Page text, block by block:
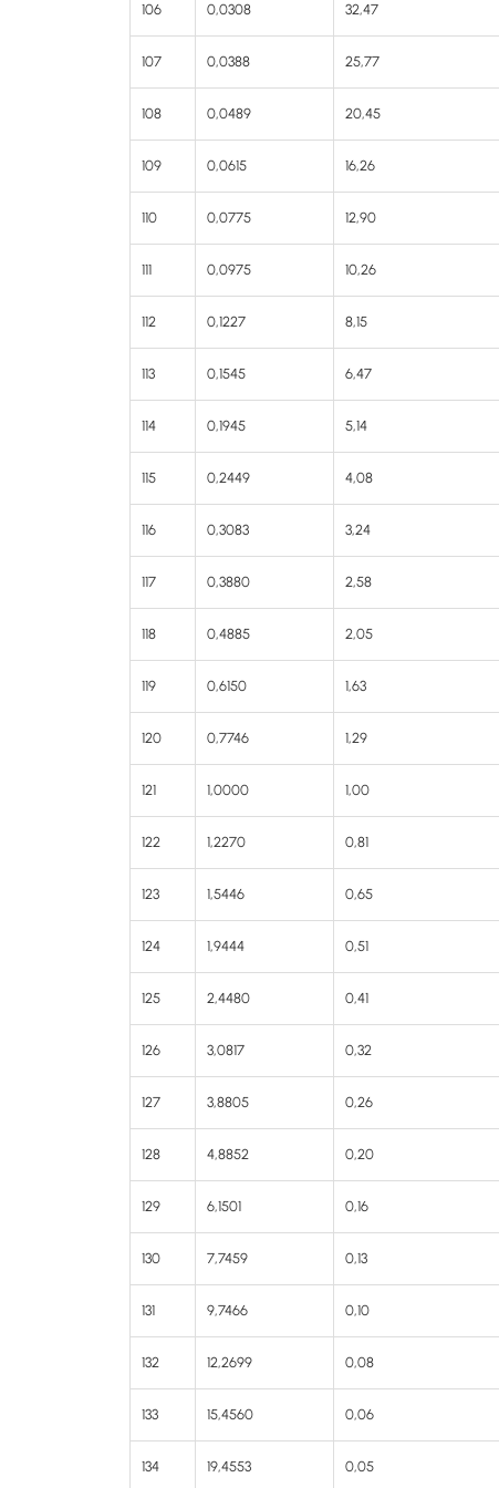
106 0,0308 32,47
107 0,0388 25,77
108 0,0489 20,45
109 0,0615 16,26
110 0,0775 12,90
111 0,0975 10,26
112 0,1227 8,15
113 0,1545 6,47
114 0,1945 5,14
115 0,2449 4,08
116 0,3083 3,24
117 0,3880 2,58
118 0,4885 2,05
119 0,6150 1,63
120 0,7746 1,29
121 1,0000 1,00
122 1,2270 0,81
123 1,5446 0,65
124 1,9444 0,51
125 2,4480 0,41
126 3,0817 0,32
127 3,8805 0,26
128 4,8852 0,20
129 6,1501 0,16
130 7,7459 0,13
131 9,7466 0,10
132 12,2699 0,08
133 15,4560 0,06
134 19,4553 0,05